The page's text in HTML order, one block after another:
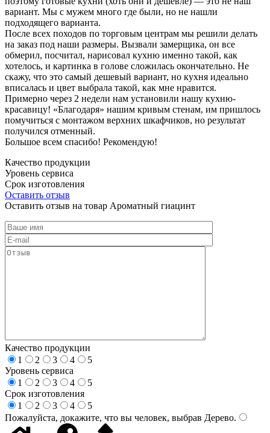
вариант. Мы с мужем много где были, но не нашли
подходящего варианта.
После всех походов по торговым центрам мы решили делать
на заказ под наши размеры. Вызвали замерщика, он все
обмерил, посчитал, нарисовал кухню именно такой, как
хотелось, и картинка в голове сложилась окончательно. Не
скажу, что это самый дешевый вариант, но кухня идеально
вписалась и цвет выбрала такой, как мне нравится.
Примерно через 2 недели нам установили нашу кухню-
красавицу! «Благодаря» нашим кривым стенам, им пришлось
помучиться с монтажом верхних шкафчиков, но результат
получился отменный.
Большое всем спасибо! Рекомендую!
Качество продукции
Уровень сервиса
Срок изготовления
Оставить отзыв
Оставить отзыв на товар Ароматный гиацинт
Качество продукции
1
2 3 4
5
Уровень сервиса
1
2 3 4
5
Срок изготовления
1
2 3 4
5
Пожалуйста, докажите, что вы человек, выбрав Дерево.